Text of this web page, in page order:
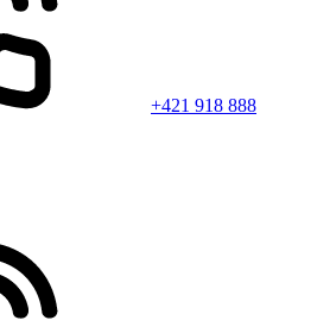
+421 918 888